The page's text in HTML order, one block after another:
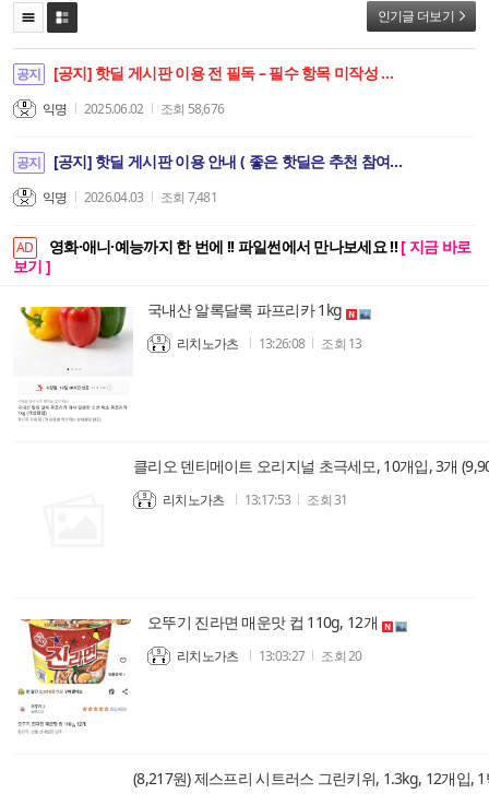
인기글 더보기
공지 [공지] 핫딜 게시판 이용 전 필독 – 필수 항목 미작성 및 링크 임의 삽입 시 삭제 안내
익명 2025.06.02 조회 58,676
공지 [공지] 핫딜 게시판 이용 안내 ( 좋은 핫딜은 추천 참여로 만들어집니다. )
익명 2026.04.03 조회 7,481
AD 영화·애니·예능까지 한 번에 !! 파일썬에서 만나보세요 !! [ 지금 바로
보기 ]
국내산 알록달록 파프리카 1kg
리치노가츠 13:26:08 조회 13
클리오 덴티메이트 오리지널 초극세모, 10개입, 3개
리치노가츠 13:17:53 조회31
오뚜기 진라면 매운맛 컵 110g, 12개
리치노가츠 13:03:27 조회20
(8,217원) 제스프리 시트러스 그린키위, 1.3kg, 12개입,